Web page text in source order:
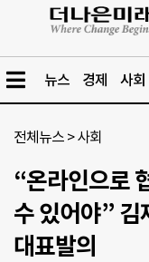
뉴스 경제 사회
전체뉴스 >사회
“온라인으로
수 있어야” 김
대표발의